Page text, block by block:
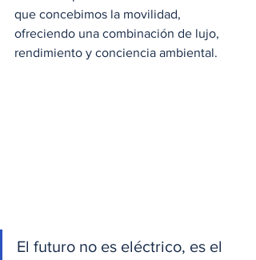
que concebimos la movilidad,
ofreciendo una combinación de lujo,
rendimiento y conciencia ambiental.
El futuro no es eléctrico, es el